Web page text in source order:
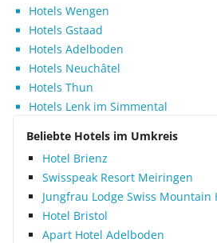
Hotels Wengen
Hotels Gstaad
Hotels Adelboden
Hotels Neuchâtel
Hotels Thun
Hotels Lenk im Simmental
Beliebte Hotels im Umkreis
Hotel Brienz
Swisspeak Resort Meiringen
Jungfrau Lodge Swiss Mountain
Hotel Bristol
Apart Hotel Adelboden